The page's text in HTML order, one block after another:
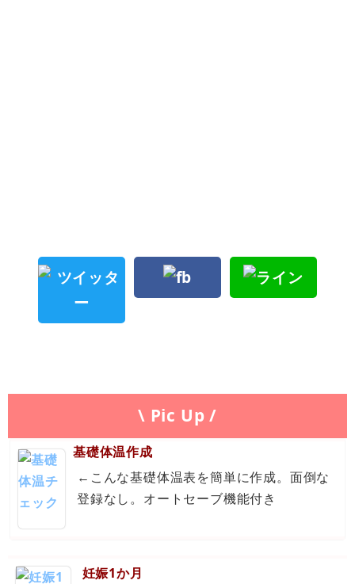
\ Pic Up /
基礎体温作成
←こんな基礎体温表を簡単に作成。面倒な
登録なし。オートセーブ機能付き
妊娠1か月